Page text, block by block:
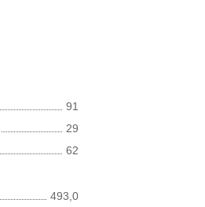
91
29
62
493,0